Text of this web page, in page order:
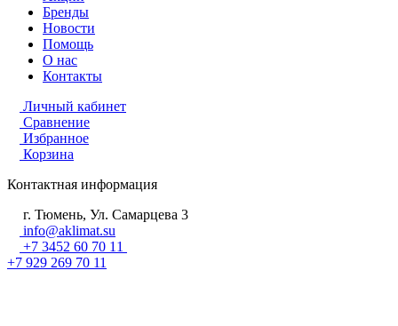
Бренды
Новости
Помощь
О нас
Контакты
Личный кабинет
Сравнение
Избранное
Корзина
Контактная информация
г. Тюмень, Ул. Самарцева 3
info@aklimat.su
+7 3452 60 70 11
+7 929 269 70 11